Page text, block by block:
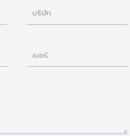
บริษัท